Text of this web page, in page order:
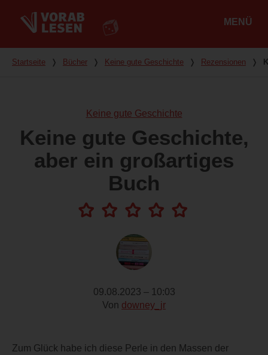
MENÜ
Du bist hier
Startseite ❭ Bücher ❭ Keine gute Geschichte ❭ Rezensionen ❭
Keine gute Geschichte
Keine gute Geschichte,
aber ein großartiges
Buch
09.08.2023 – 10:03
Von downey_jr
Zum Glück habe ich diese Perle in den Massen der